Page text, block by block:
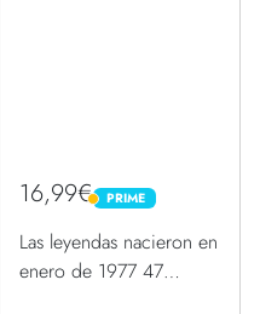
16,99€ PRIME
PRIME
Las leyendas nacieron en
enero de 1977 47